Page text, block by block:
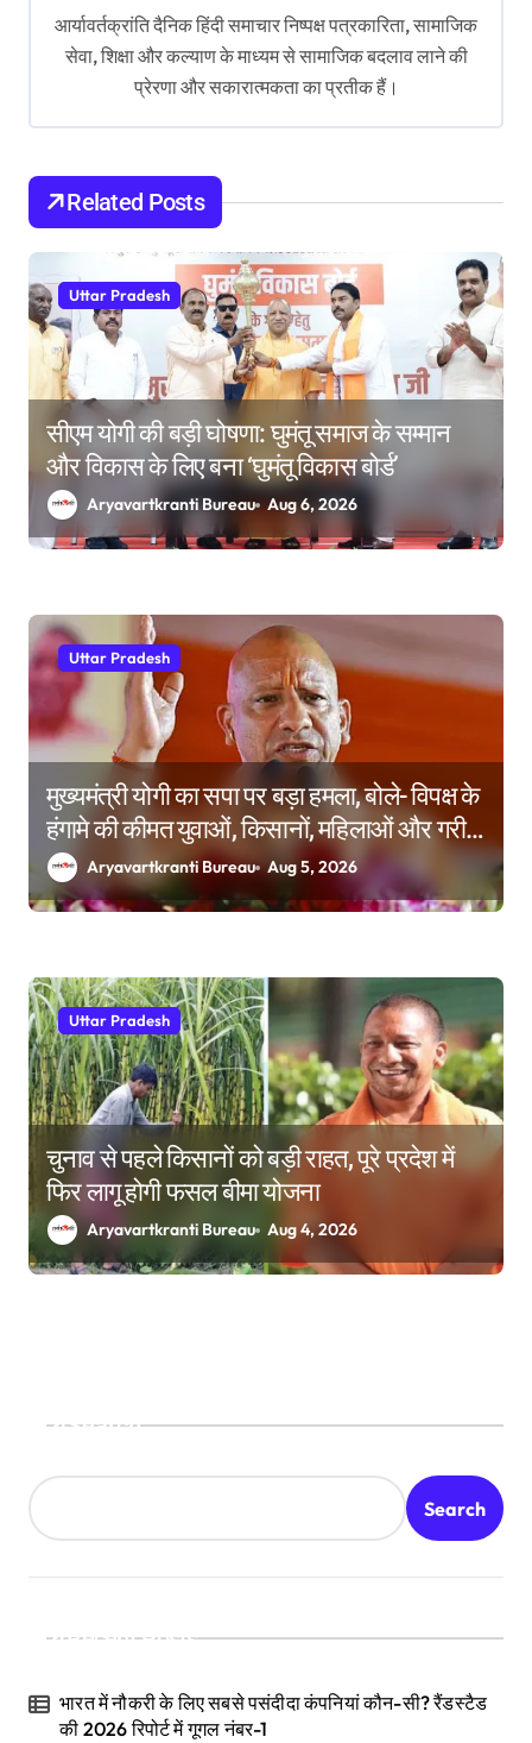
o
n
आर्यावर्तक्रांति दैनिक हिंदी समाचार निष्पक्ष पत्रकारिता, सामाजिक
सेवा, शिक्षा और कल्याण के माध्यम से सामाजिक बदलाव लाने की
प्रेरणा और सकारात्मकता का प्रतीक हैं।
Related Posts
Uttar Pradesh
सीएम योगी की बड़ी घोषणा: घुमंतू समाज के सम्मान
और विकास के लिए बना ‘घुमंतू विकास बोर्ड’
Aryavartkranti Bureau Aug 6, 2026
Uttar Pradesh
मुख्यमंत्री योगी का सपा पर बड़ा हमला, बोले- विपक्ष के
हंगामे की कीमत युवाओं, किसानों, महिलाओं और गरीबों
ने चुकाईAryavartkranti Bureau Aug 5, 2026
Uttar Pradesh
चुनाव से पहले किसानों को बड़ी राहत, पूरे प्रदेश में
फिर लागू होगी फसल बीमा योजना
Aryavartkranti Bureau Aug 4, 2026
Search
Search
Recent Posts
भारत में नौकरी के लिए सबसे पसंदीदा कंपनियां कौन-सी? रैंडस्टैड
की 2026 रिपोर्ट में गूगल नंबर-1